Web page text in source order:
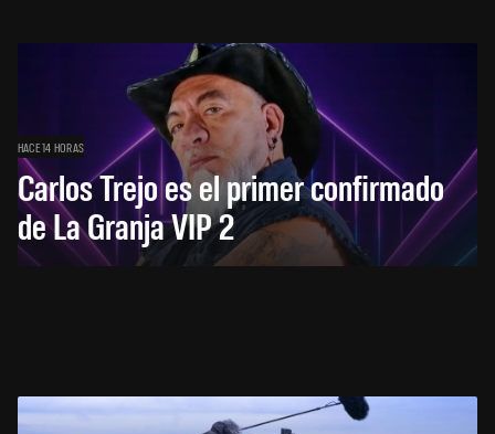
HACE 14 HORAS
Carlos Trejo es el primer confirmado
de La Granja VIP 2